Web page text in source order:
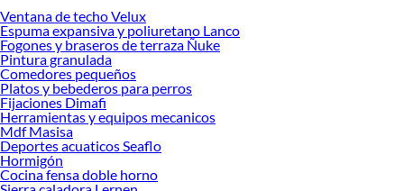
Desde remodelaciones hasta proyectos de decoración, estamos aquí para hacer
tus ideas realidad. ¡Visítanos y encuentra todo lo que tenemos para ofrecerte en
Radiadores y filtros de aire!
Explora la variedad de productos de Radiadores y filtros de aire en
Sodimac
Herramientas, materiales y accesorios de calidad para tus proyectos y
renovación de espacios. ¡Visítanos y descubre todo lo que tenemos para
ofrecerte!
Encuentra una amplia variedad de productos de Radiadores y filtros de aire en
Ventana de techo Velux
Espuma expansiva y poliuretano Lanco
Fogones y braseros de terraza Ñuke
Pintura granulada
Comedores pequeños
Platos y bebederos para perros
Fijaciones Dimafi
Herramientas y equipos mecanicos
Mdf Masisa
Deportes acuaticos Seaflo
Hormigón
Cocina fensa doble horno